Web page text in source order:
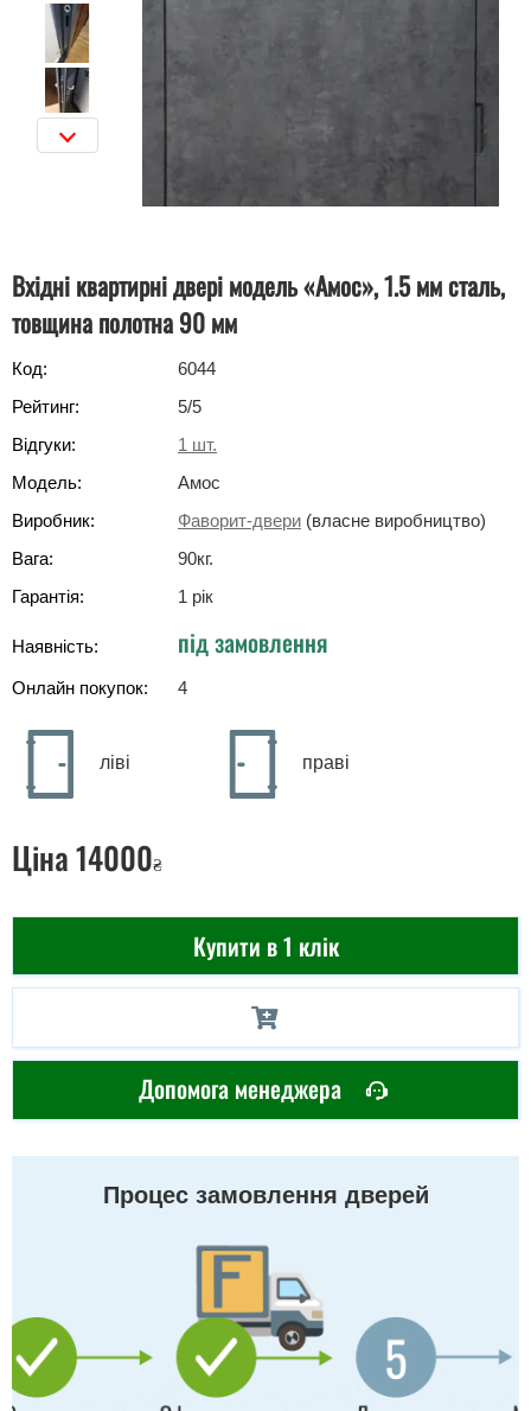
Вхідні квартирні двері модель «Амос», 1.5 мм сталь,
товщина полотна 90 мм
Код:
6044
Рейтинг:
5/5
Відгуки:
1 шт.
Модель:
Амос
Виробник:
Фаворит-двери (власне виробництво)
Вага:
90кг.
Гарантія:
1 рік
Наявність: під замовлення
Онлайн покупок: 4
ліві праві
Ціна14000₴
Купити в 1 клік
Допомога менеджера
Процес замовлення дверей